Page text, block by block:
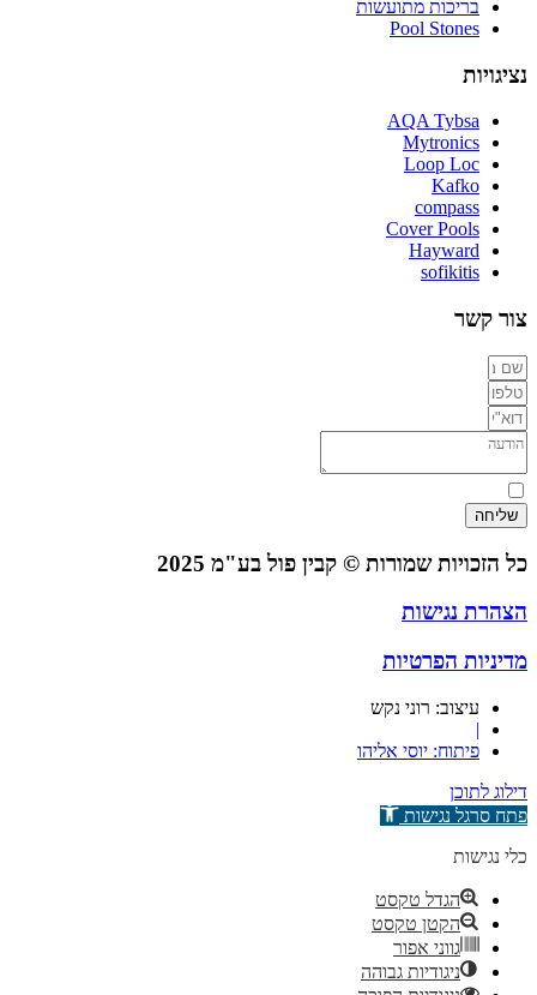
בריכות מתועשות
Pool Stones
נציגויות
AQA Tybsa
Mytronics
Loop Loc
Kafko
compass
Cover Pools
Hayward
sofikitis
צור קשר
שליחה
כל הזכויות שמורות © קבין פול בע"מ 2025
הצהרת נגישות
מדיניות הפרטיות
עיצוב: רוני נקש
|
פיתוח: יוסי אליהו
דילוג לתוכן
פתח סרגל נגישות
כלי נגישות
הגדל טקסט
הקטן טקסט
גווני אפור
ניגודיות גבוהה